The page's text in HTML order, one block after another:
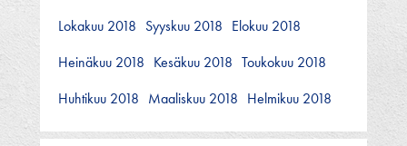
Lokakuu 2018 Syyskuu 2018 Elokuu 2018
Heinäkuu 2018 Kesäkuu 2018 Toukokuu 2018
Huhtikuu 2018 Maaliskuu 2018 Helmikuu 2018